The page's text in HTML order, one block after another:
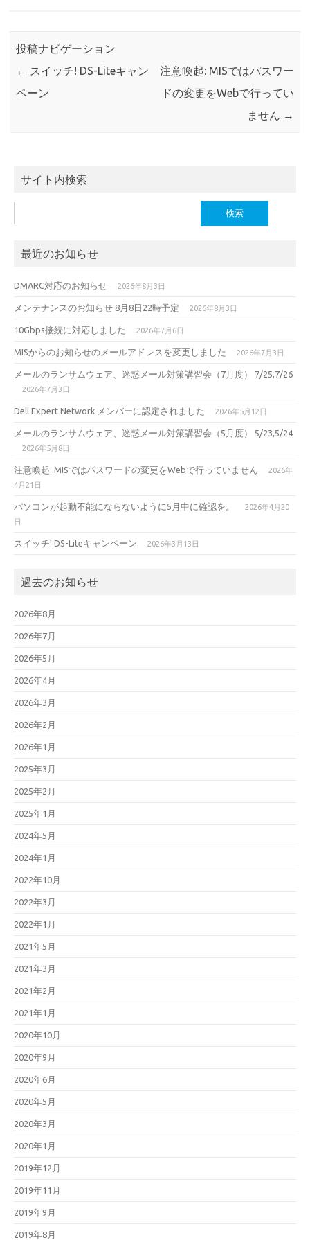
投稿ナビゲーション
← スイッチ! DS-Liteキャン
ペーン
注意喚起: MISではパスワー
ドの変更をWebで行ってい
ません →
サイト内検索
索:
最近のお知らせ
DMARC対応のお知らせ 2026年8月3日
メンテナンスのお知らせ 8月8日22時予定 2026年8月3日
10Gbps接続に対応しました 2026年7月6日
MISからのお知らせのメールアドレスを変更しました 2026年7月3日
メールのランサムウェア、迷惑メール対策講習会（7月度） 7/25,7/26
2026年7月3日
Dell Expert Network メンバーに認定されました 2026年5月12日
メールのランサムウェア、迷惑メール対策講習会（5月度） 5/23,5/24
2026年5月8日
注意喚起: MISではパスワードの変更をWebで行っていません
2026年
4月21日
パソコンが起動不能にならないように5月中に確認を。
2026年4月20
日
スイッチ! DS-Liteキャンペーン 2026年3月13日
過去のお知らせ
2026年8月
2026年7月
2026年5月
2026年4月
2026年3月
2026年2月
2026年1月
2025年3月
2025年2月
2025年1月
2024年5月
2024年1月
2022年10月
2022年3月
2022年1月
2021年5月
2021年3月
2021年2月
2021年1月
2020年10月
2020年9月
2020年6月
2020年5月
2020年3月
2020年1月
2019年12月
2019年11月
2019年9月
2019年8月